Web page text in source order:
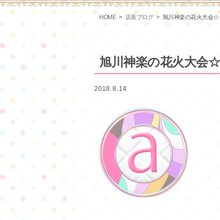
HOME 店長ブログ 旭川神楽の花火大会☆
旭川神楽の花火大会☆
2018.8.14